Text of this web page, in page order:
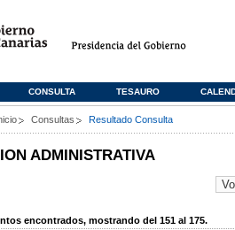
CONSULTA TESAURO
Consultas Resultado Consulta
ADMINISTRATIVA
encontrados, mostrando del 151 al 175.